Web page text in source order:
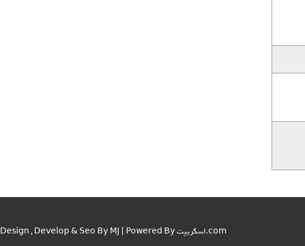
Design , Develop & Seo By MJ | Powered By اسکریپت.com